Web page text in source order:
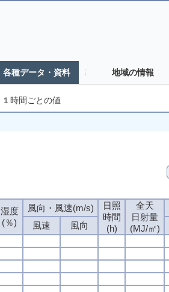
各種データ・資料 地域の情報
１時間ごとの値
湿度
(％)
風向・風速(m/s)
日照
時間
(h)
全天
日射量
(MJ/㎡)
風速 風向